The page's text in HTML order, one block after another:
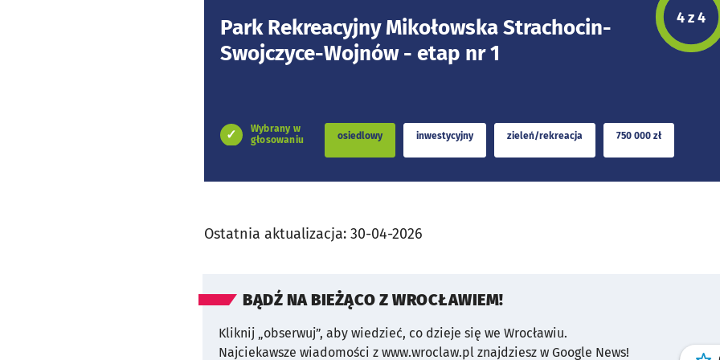
Park Rekreacyjny Mikołowska Strachocin-
Swojczyce-Wojnów - etap nr 1
Etap
4 z 4
Wybrany w
głosowaniu
osiedlowy inwestycyjny zieleń/rekreacja 750 000 zł
Ostatnia aktualizacja: 30-04-2026
BĄDŹ NA BIEŻĄCO Z WROCŁAWIEM!
Kliknij „obserwuj”, aby wiedzieć, co dzieje się we Wrocławiu.
Najciekawsze wiadomości z www.wroclaw.pl znajdziesz w Google News!